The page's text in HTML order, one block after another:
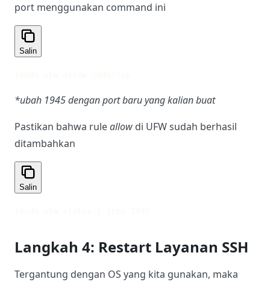
port menggunakan command ini
Salin
*ubah 1945 dengan port baru yang kalian buat
Pastikan bahwa ruleallow di UFW sudah berhasil
ditambahkan
Salin
Langkah 4: Restart Layanan SSH
Tergantung dengan OS yang kita gunakan, maka